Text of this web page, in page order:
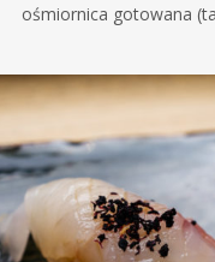
ośmiornica gotowana